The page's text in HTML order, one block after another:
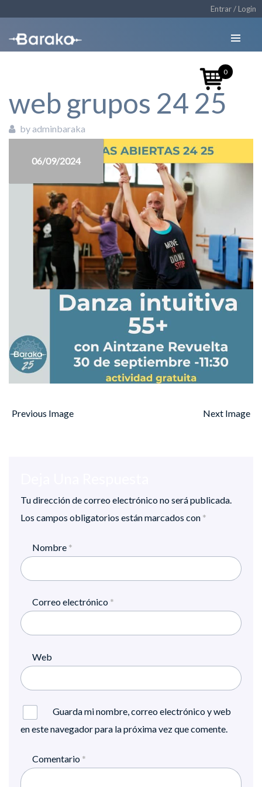
Entrar / Login
web grupos 24 25
by adminbaraka
06/09/2024
Previous Image Next Image
Tu dirección de correo electrónico no será publicada.
Los campos obligatorios están marcados con *
Nombre *
Correo electrónico *
Web
Guarda mi nombre, correo electrónico y web
en este navegador para la próxima vez que comente.
Comentario *
0